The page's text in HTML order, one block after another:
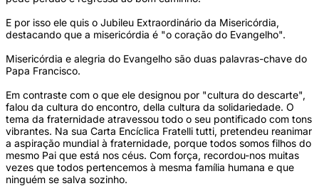
E por isso ele quis o Jubileu Extraordinário da Misericórdia,
destacando que a misericórdia é "o coração do Evangelho".
Misericórdia e alegria do Evangelho são duas palavras-chave do
Papa Francisco.
Em contraste com o que ele designou por "cultura do descarte",
falou da cultura do encontro, della cultura da solidariedade. O
tema da fraternidade atravessou todo o seu pontificado com tons
vibrantes. Na sua Carta Encíclica Fratelli tutti, pretendeu reanimar
a aspiração mundial à fraternidade, porque todos somos filhos do
mesmo Pai que está nos céus. Com força, recordou-nos muitas
vezes que todos pertencemos à mesma família humana e que
ninguém se salva sozinho.